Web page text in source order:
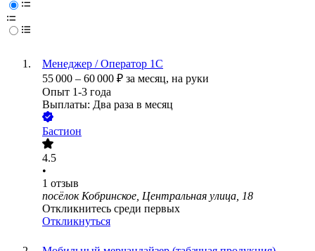
Менеджер / Оператор 1С
55 000 – 60 000 ₽ за месяц, на руки
Опыт 1-3 года
Выплаты: Два раза в месяц
Бастион
4.5
•
1 отзыв
посёлок Кобринское, Центральная улица, 18
Откликнитесь среди первых
Откликнуться